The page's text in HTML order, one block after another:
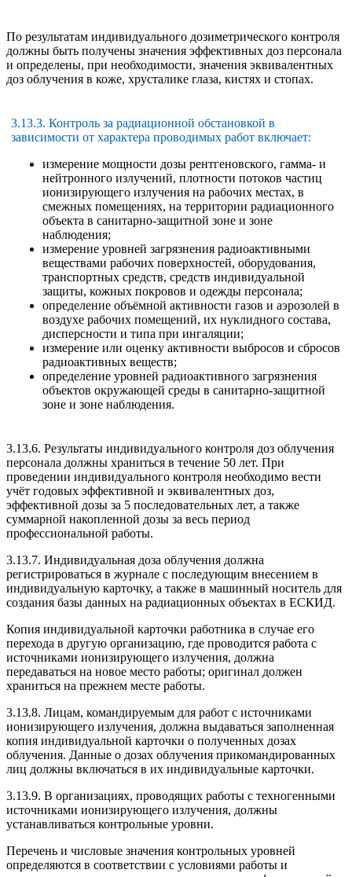
По результатам индивидуального дозиметрического контроля
должны быть получены значения эффективных доз персонала
и определены, при необходимости, значения эквивалентных
доз облучения в коже, хрусталике глаза, кистях и стопах.
3.13.3. Контроль за радиационной обстановкой в
зависимости от характера проводимых работ включает:
измерение мощности дозы рентгеновского, гамма- и
нейтронного излучений, плотности потоков частиц
ионизирующего излучения на рабочих местах, в
смежных помещениях, на территории радиационного
объекта в санитарно-защитной зоне и зоне
наблюдения;
измерение уровней загрязнения радиоактивными
веществами рабочих поверхностей, оборудования,
транспортных средств, средств индивидуальной
защиты, кожных покровов и одежды персонала;
определение объёмной активности газов и аэрозолей в
воздухе рабочих помещений, их нуклидного состава,
дисперсности и типа при ингаляции;
измерение или оценку активности выбросов и сбросов
радиоактивных веществ;
определение уровней радиоактивного загрязнения
объектов окружающей среды в санитарно-защитной
зоне и зоне наблюдения.
3.13.6. Результаты индивидуального контроля доз облучения
персонала должны храниться в течение 50 лет. При
проведении индивидуального контроля необходимо вести
учёт годовых эффективной и эквивалентных доз,
эффективной дозы за 5 последовательных лет, а также
суммарной накопленной дозы за весь период
профессиональной работы.
3.13.7. Индивидуальная доза облучения должна
регистрироваться в журнале с последующим внесением в
индивидуальную карточку, а также в машинный носитель для
создания базы данных на радиационных объектах в ЕСКИД.
Копия индивидуальной карточки работника в случае его
перехода в другую организацию, где проводится работа с
источниками ионизирующего излучения, должна
передаваться на новое место работы; оригинал должен
храниться на прежнем месте работы.
3.13.8. Лицам, командируемым для работ с источниками
ионизирующего излучения, должна выдаваться заполненная
копия индивидуальной карточки о полученных дозах
облучения. Данные о дозах облучения прикомандированных
лиц должны включаться в их индивидуальные карточки.
3.13.9. В организациях, проводящих работы с техногенными
источниками ионизирующего излучения, должны
устанавливаться контрольные уровни.
Перечень и числовые значения контрольных уровней
определяются в соответствии с условиями работы и